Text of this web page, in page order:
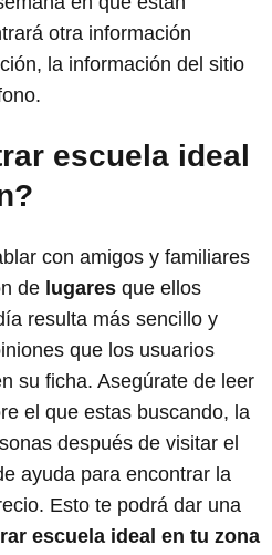
otra información
la información del sitio
escuela ideal
con amigos y familiares
de lugares que ellos
resulta más sencillo y
que los usuarios
su ficha. Asegúrate de leer
el que estas buscando, la
después de visitar el
ayuda para encontrar la
Esto te podrá dar una
escuela ideal en tu zona